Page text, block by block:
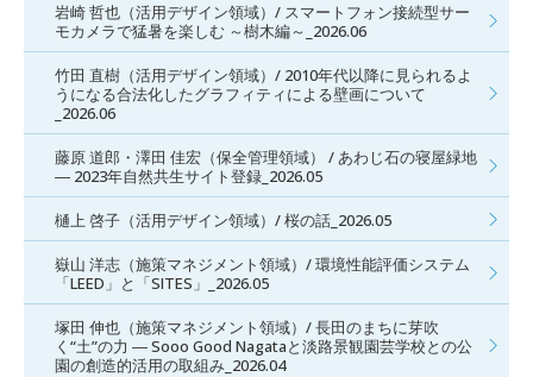
岩崎 哲也（活用デザイン領域）/ スマートフォン接続型サー
モカメラで猛暑を楽しむ ～樹木編～_2026.06
竹田 直樹（活用デザイン領域）/ 2010年代以降に見られるよ
うになる合法化したグラフィティによる壁画について
_2026.06
藤原 道郎・澤田 佳宏（保全管理領域） / あわじ石の寝屋緑地
― 2023年自然共生サイト登録_2026.05
樋上 啓子（活用デザイン領域）/ 桜の話_2026.05
嶽山 洋志（施策マネジメント領域）/ 環境性能評価システム
「LEED」と「SITES」_2026.05
塚田 伸也（施策マネジメント領域）/ 長田のまちに芽吹
く“土”の力 ― Sooo Good Nagataと淡路景観園芸学校との公
園の創造的活用の取組み_2026.04